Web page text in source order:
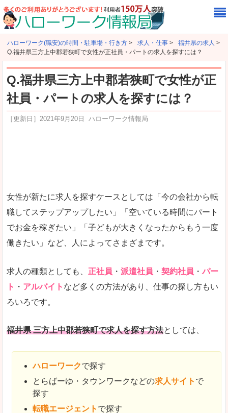
ハローワーク(職安)の時間・駐車場・行き方 > 求人・仕事 > 福井県の求人 >
Q.福井県三方上中郡若狭町で女性が正社員・パートの求人を探すには？
Q.福井県三方上中郡若狭町で女性が正
社員・パートの求人を探すには？
［更新日］ 2021年9月20日 ハローワーク情報局
女性が新たに求人を探すケースとしては「今の会社から転
職してステップアップしたい」「空いている時間にパート
でお金を稼ぎたい」「子どもが大きくなったからもう一度
働きたい」など、人によってさまざまです。
求人の種類としても、 正社員 ・ 派遣社員 ・ 契約社員 ・ パー
ト ・ アルバイト など多くの方法があり、仕事の探し方もい
ろいろです。
福井県 三方上中郡若狭町で求人を探す方法としては、
ハローワークで探す
とらばーゆ・タウンワークなどの求人サイト で
探す
転職エージェント で探す